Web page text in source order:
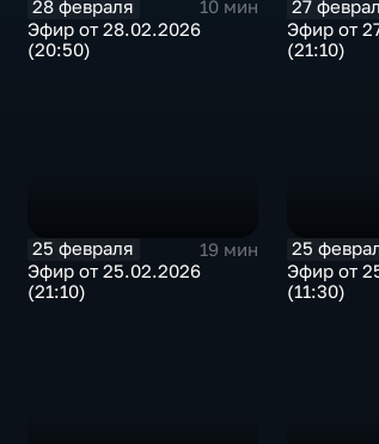
28 февраля
10 мин
Эфир от 28.02.2026
(20:50)
27
Эфир от
(21:10)
25 февраля
19 мин
Эфир от 25.02.2026
(21:10)
25
Эфир от
(11:30)